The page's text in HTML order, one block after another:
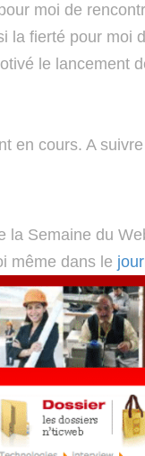
moi de
la fierté pour moi
le
en cours. A
la Semaine du
même dans le